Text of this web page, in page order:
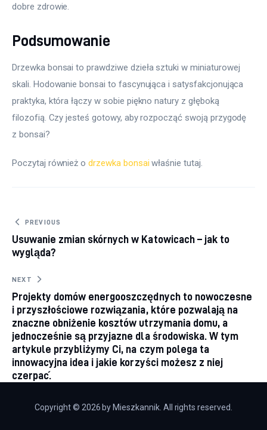
dobre zdrowie.
Podsumowanie
Drzewka bonsai to prawdziwe dzieła sztuki w miniaturowej
skali. Hodowanie bonsai to fascynująca i satysfakcjonująca
praktyka, która łączy w sobie piękno natury z głęboką
filozofią. Czy jesteś gotowy, aby rozpocząć swoją przygodę
z bonsai?
Poczytaj również o drzewka bonsai właśnie tutaj.
Nawigacja wpisu
PREVIOUS
Usuwanie zmian skórnych w Katowicach – jak to
wygląda?
NEXT
Projekty domów energooszczędnych to nowoczesne
i przyszłościowe rozwiązania, które pozwalają na
znaczne obniżenie kosztów utrzymania domu, a
jednocześnie są przyjazne dla środowiska. W tym
artykule przybliżymy Ci, na czym polega ta
innowacyjna idea i jakie korzyści możesz z niej
czerpać.
Copyright © 2026 by Mieszkannik. All rights reserved.